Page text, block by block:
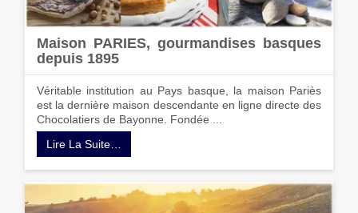
Maison PARIES, gourmandises basques
depuis 1895
Véritable institution au Pays basque, la maison Pariès
est la dernière maison descendante en ligne directe des
Chocolatiers de Bayonne. Fondée ...
Lire La Suite…